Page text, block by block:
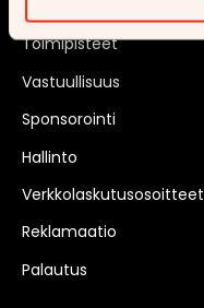
Toimipisteet
Vastuullisuus
Sponsorointi
Hallinto
Verkkolaskutusosoitteet
Reklamaatio
Palautus